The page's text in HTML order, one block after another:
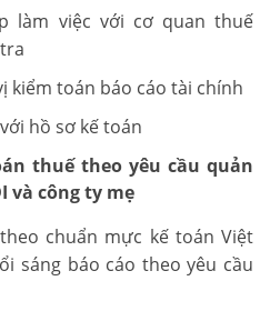
làm việc với cơ quan thuế
kiểm toán báo cáo tài chính
hồ sơ kế toán
thuế theo yêu cầu quản
và công ty mẹ
chuẩn mực kế toán Việt
sáng báo cáo theo yêu cầu